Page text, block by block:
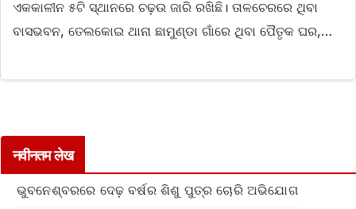
ଏକକାଳୀନ ୫ଟି ସ୍ଥାନରେ ଚଢ଼ଉ ଜାରି ରଖିଛି। ତାଳଚେରରେ ଥିବା
ବାସଭବନ, ତେଲକୋଇ ଥାନା ଛାମୁଣ୍ଡା ଗାଁରେ ଥିବା ପୈତୃକ ଘର,…
नवीनतम लेख
ଭୁବନେଶ୍ବରରେ ଦେଢ଼ ବର୍ଷର ଶିଶୁ ପୁତ୍ର ଚୋରି ଅଭିଯୋଗ